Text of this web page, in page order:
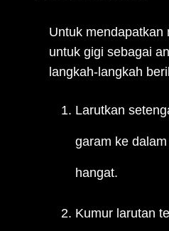
Untuk mendapatkan
untuk gigi sebagai
langkah-langkah
Larutkan
garam ke
hangat.
Kumur larutan